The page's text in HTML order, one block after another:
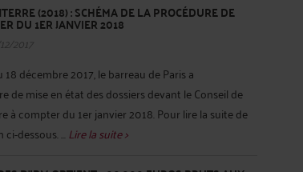
(2018) : SCHÉMA DE LA PROCÉDURE DE
DU 1ER JANVIER 2018
2017
décembre 2017, le barreau de Paris a
de mise en état des dossiers devant le Conseil de
à compter du 1er janvier 2018. Pour lire la suite de
dessous. ...Lire la suite >